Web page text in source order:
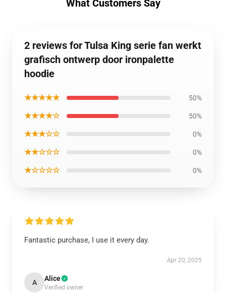
What Customers Say
2 reviews for Tulsa King serie fan werkt
grafisch ontwerp door ironpalette
hoodie
★★★★★ 50%
★★★★☆ 50%
★★★☆☆ 0%
★★☆☆☆ 0%
★☆☆☆☆ 0%
Fantastic purchase, I use it every day.
Apr 20, 2025
A Alice
Verified owner